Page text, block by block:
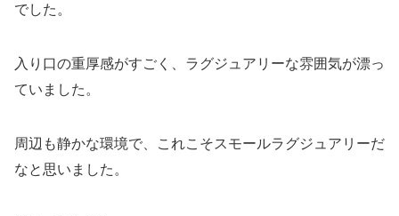
でした。
入り口の重厚感がすごく、ラグジュアリーな雰囲気が漂っ
ていました。
周辺も静かな環境で、これこそスモールラグジュアリーだ
なと思いました。